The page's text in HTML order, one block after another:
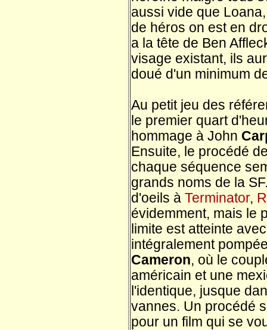
aussi vide que
de héros on est en
a la tête de Ben
visage existant, ils
doué d'un minimum
Au petit jeu des
le premier quart
hommage à John
Ensuite, le procédé
chaque séquence
grands noms de la
d'oeils à Terminator,
évidemment, mais le
limite est atteinte
intégralement
Cameron, où le
américain et une
l'identique, jusque
vannes. Un procédé
pour un film qui se